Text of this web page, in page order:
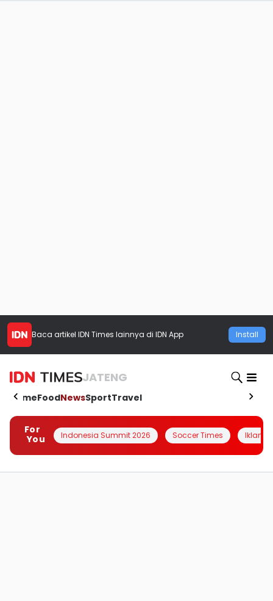
Baca artikel IDN Times lainnya di IDN App Install
JATENG
HomeFoodNewsSportTravel
For
You
Indonesia Summit 2026 Soccer Times Iklanin